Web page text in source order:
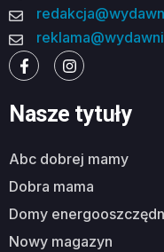
Nasze tytuły
abc dobrej mamy
dobra mama
domy
nowy magazyn